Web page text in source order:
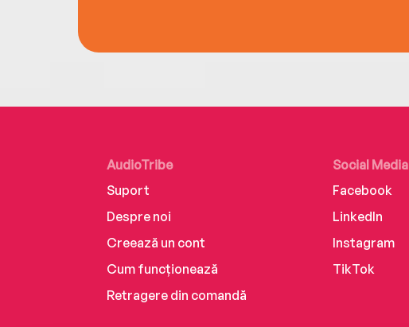
AudioTribe
Suport
Despre noi
Creează un cont
Cum funcționează
Retragere din comandă
Social Media
Facebook
LinkedIn
Instagram
TikTok